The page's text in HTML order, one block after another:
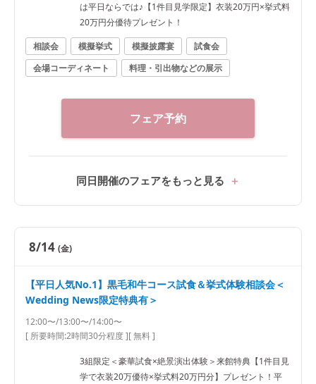
は平日ならでは♪【1件目見学限定】衣装20万円×挙式料
20万円分優待プレゼント！
相談会
模擬挙式 模擬披露宴
試食会
会場コーディネート
料理・引出物などの展示
フェア予約
同日開催のフェアをもっと見る
8/14 (金)
【平日人気No.1】黒毛和牛コース試食＆挙式体験相談会＜
Wedding News限定特典有＞
12:00〜/13:00〜/14:00〜
[ 所要時間:2時間30分程度][ 無料 ]
3組限定＜豪華試食×絶景演出体験＞来館特典【1件目見
学で衣装20万優待×挙式料20万円分】プレゼント！平